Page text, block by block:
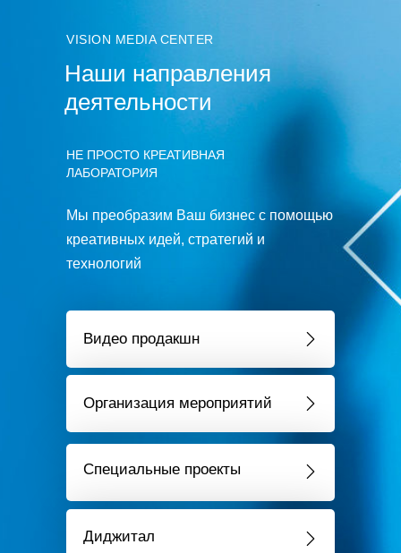
Наши направления
деятельности
Мы преобразим Ваш бизнес с помощью
креативных идей, стратегий и
технологий
Видео продакшн
Организация мероприятий
Специальные проекты
Диджитал
НЕ ПРОСТО КРЕАТИВНАЯ
ЛАБОРАТОРИЯ
VISION MEDIA CENTER